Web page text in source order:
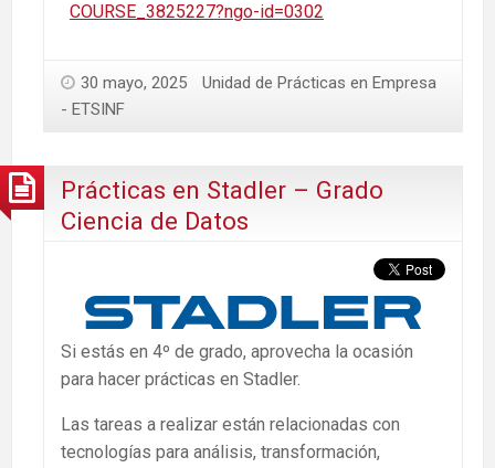
COURSE_3825227?ngo-id=0302
30 mayo, 2025
Unidad de Prácticas en Empresa
- ETSINF
Prácticas en Stadler – Grado
Ciencia de Datos
Si estás en 4º de grado, aprovecha la ocasión
para hacer prácticas en Stadler.
Las tareas a realizar están relacionadas con
tecnologías para análisis, transformación,